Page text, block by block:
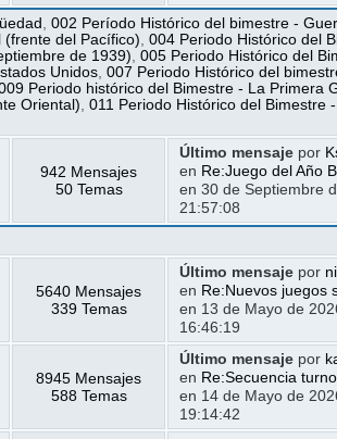
,002 Período Histórico del bimestre -
del Pacífico) ,004 Periodo Histórico del
de 1939) ,005 Periodo Histórico del
Unidos ,007 Periodo Histórico del
Periodo histórico del Bimestre - La Primera
Oriental) ,011 Periodo Histórico del Bimestre
942 Mensajes
50 Temas
Último mensajepor
en Re:Juego del Año
en 30 de Septiembre
21:57:08
5640 Mensajes
339 Temas
Último mensajepor
en Re:Nuevos juegos
en 13 de Mayo de
16:46:19
8945 Mensajes
588 Temas
Último mensajepor
en Re:Secuencia turno
en 14 de Mayo de
19:14:42